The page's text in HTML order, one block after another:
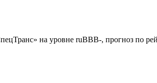
на уровне ruBBB-, прогноз по